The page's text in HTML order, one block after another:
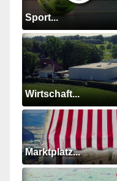
Sport...
Wirtschaft...
Marktplatz...